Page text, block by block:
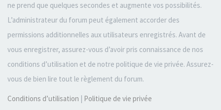
ne prend que quelques secondes et augmente vos possibilités.
L’administrateur du forum peut également accorder des
permissions additionnelles aux utilisateurs enregistrés. Avant de
vous enregistrer, assurez-vous d’avoir pris connaissance de nos
conditions d’utilisation et de notre politique de vie privée. Assurez-
vous de bien lire tout le règlement du forum.
Conditions d’utilisation | Politique de vie privée